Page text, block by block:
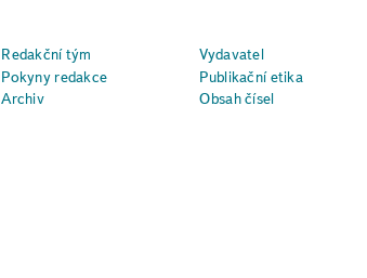
Redakční tým
Vydavatel
Pokyny redakce
Publikační etika
Archiv
Obsah čísel